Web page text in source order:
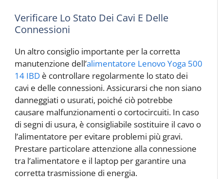
Verificare Lo Stato Dei Cavi E Delle
Connessioni
Un altro consiglio importante per la corretta
manutenzione dell’alimentatore Lenovo Yoga 500
14 IBD è controllare regolarmente lo stato dei
cavi e delle connessioni. Assicurarsi che non siano
danneggiati o usurati, poiché ciò potrebbe
causare malfunzionamenti o cortocircuiti. In caso
di segni di usura, è consigliabile sostituire il cavo o
l’alimentatore per evitare problemi più gravi.
Prestare particolare attenzione alla connessione
tra l’alimentatore e il laptop per garantire una
corretta trasmissione di energia.